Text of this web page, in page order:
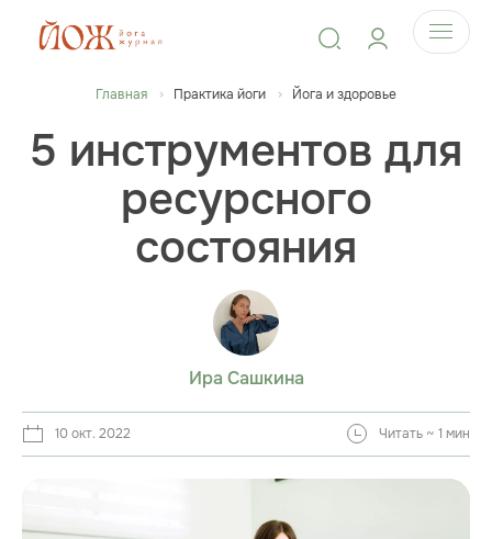
Главная Практика йоги Йога и здоровье
5 инструментов для
ресурсного
состояния
Ира Сашкина
10 окт. 2022 Читать ~ 1 мин